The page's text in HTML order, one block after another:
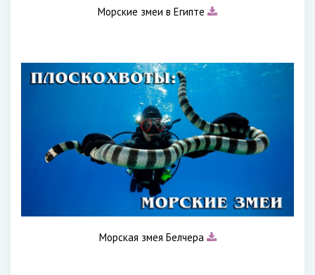
Морские змеи в Египте
Морская змея Белчера